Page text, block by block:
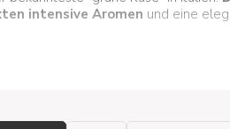
intensive Aromen und eine